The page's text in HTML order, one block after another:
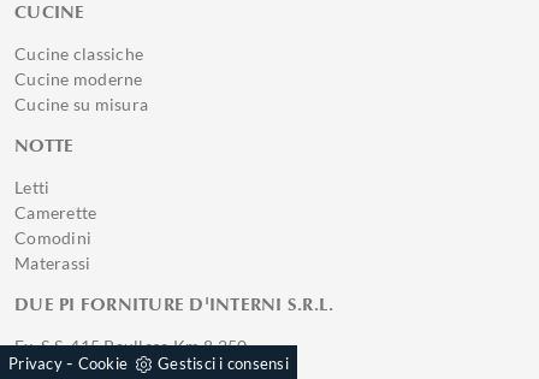
CUCINE
Cucine classiche
Cucine moderne
Cucine su misura
NOTTE
Letti
Camerette
Comodini
Materassi
DUE PI FORNITURE D'INTERNI S.R.L.
Ex. S.S. 415 Paullese Km 8,250
20090, Pantigliate (Provincia)
Privacy- Cookie Gestisci i consensi